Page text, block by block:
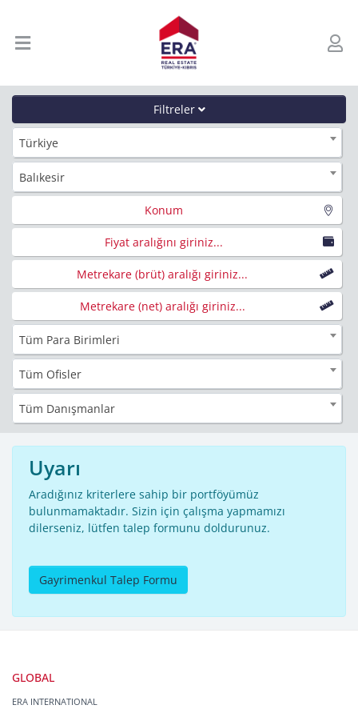
Filtreler
Türkiye
Balıkesir
Konum
Fiyat aralığını giriniz...
Metrekare (brüt) aralığı giriniz...
Metrekare (net) aralığı giriniz...
Tüm Para Birimleri
Tüm Ofisler
Tüm Danışmanlar
Uyarı
Aradığınız kriterlere sahip bir portföyümüz
bulunmamaktadır. Sizin için çalışma yapmamızı
dilerseniz, lütfen talep formunu doldurunuz.
Gayrimenkul Talep Formu
GLOBAL
ERA INTERNATIONAL